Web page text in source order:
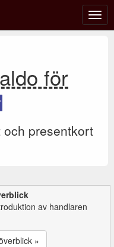
för
presentkort
av handlaren
»